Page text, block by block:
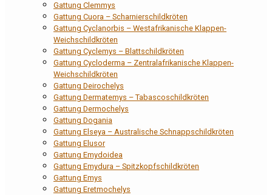
Gattung Clemmys
Gattung Cuora – Scharnierschildkröten
Gattung Cyclanorbis – Westafrikanische Klappen-
Weichschildkröten
Gattung Cyclemys – Blattschildkröten
Gattung Cycloderma – Zentralafrikanische Klappen-
Weichschildkröten
Gattung Deirochelys
Gattung Dermatemys – Tabascoschildkröten
Gattung Dermochelys
Gattung Dogania
Gattung Elseya – Australische Schnappschildkröten
Gattung Elusor
Gattung Emydoidea
Gattung Emydura – Spitzkopfschildkröten
Gattung Emys
Gattung Eretmochelys